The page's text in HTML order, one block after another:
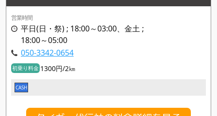
営業時間
平日(日・祭) ; 18:00～03:00、金土 ;
18:00～05:00
050-3342-0654
初乗り料金 1300円/2㎞
CASH